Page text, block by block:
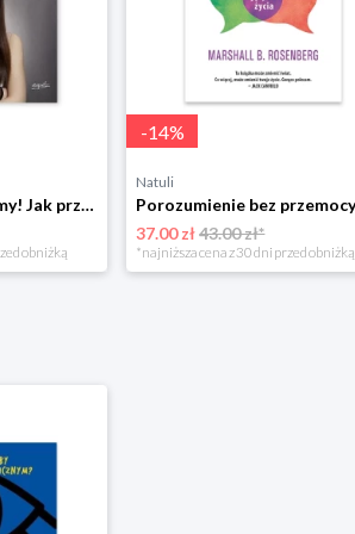
Już się nie rozumiemy! Jak przeżyć czas trzaskających drzwi Esprit
obniżką
-14%
Natuli
37.00 zł43.00 zł*
*najniższa cena z 30 dni przed obniżką